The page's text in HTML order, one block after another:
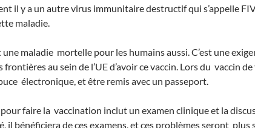
il y a un autre virus immunitaire destructif qui s’appelle
maladie.
une maladie mortelle pour les humains aussi. C’est une
frontières au sein de l’UE d’avoir ce vaccin. Lors du vaccin
électronique, et être remis avec un passeport.
faire la vaccination inclut un examen clinique et la
il bénéficiera de ces examens, et ces problèmes seront plus